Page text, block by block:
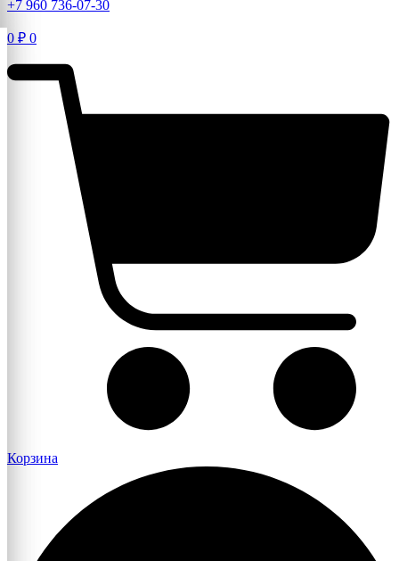
+7 960 736-07-30
0 ₽ 0
Корзина